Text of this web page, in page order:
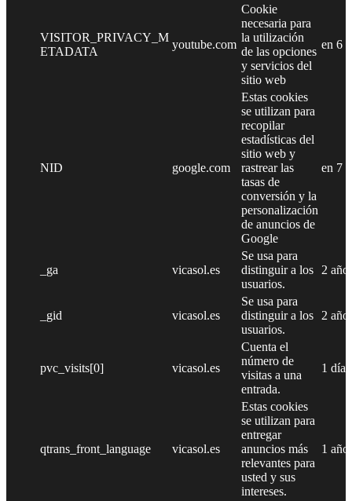
VISITOR_PRIVACY_M
ETADATA
youtube.com
Cookie
necesaria para
la utilización
de las opciones
y servicios del
sitio web
en 6
NID google.com
Estas cookies
se utilizan para
recopilar
estadísticas del
sitio web y
rastrear las
tasas de
conversión y la
personalización
de anuncios de
Google
en 7
_ga vicasol.es
Se usa para
distinguir a los
usuarios.
2
_gid vicasol.es
Se usa para
distinguir a los
usuarios.
2
pvc_visits[0] vicasol.es
Cuenta el
número de
visitas a una
entrada.
1 día
qtrans_front_language vicasol.es
Estas cookies
se utilizan para
entregar
anuncios más
relevantes para
usted y sus
intereses.
1 año